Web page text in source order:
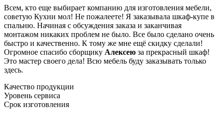
Всем, кто еще выбирает компанию для изготовления мебели,
советую Кухни мол! Не пожалеете! Я заказывала шкаф-купе в
спальню. Начиная с обсуждения заказа и заканчивая
монтажом никаких проблем не было. Все было сделано очень
быстро и качественно. К тому же мне ещё скидку сделали!
Огромное спасибо сборщику Алексею за прекрасный шкаф!
Это мастер своего дела! Всю мебель буду заказывать только
здесь.
Качество продукции
Уровень сервиса
Срок изготовления